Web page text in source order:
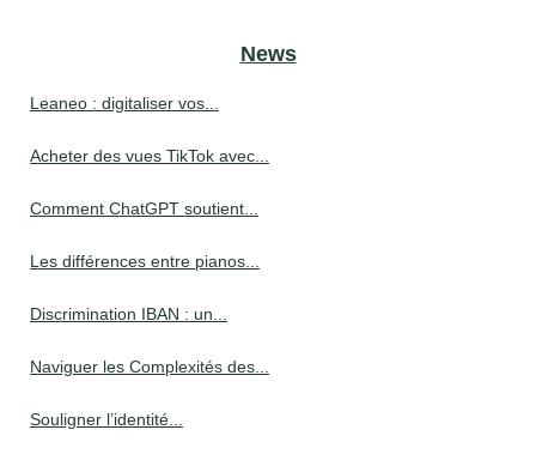
News
Leaneo : digitaliser vos...
Acheter des vues TikTok avec...
Comment ChatGPT soutient...
Les différences entre pianos...
Discrimination IBAN : un...
Naviguer les Complexités des...
Souligner l’identité...